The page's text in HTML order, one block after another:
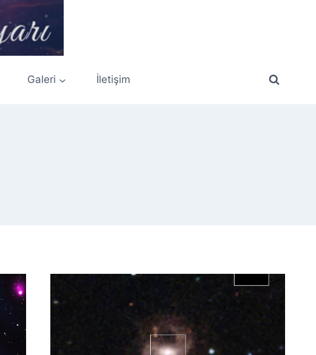
Galeri İletişim